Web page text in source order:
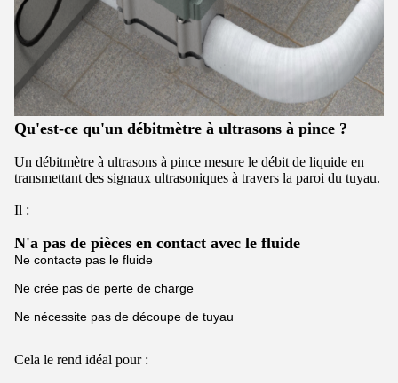
Qu'est-ce qu'un débitmètre à ultrasons à pince ?
Un débitmètre à ultrasons à pince mesure le débit de liquide en
transmettant des signaux ultrasoniques à travers la paroi du tuyau.
Il :
N'a pas de pièces en contact avec le fluide
Ne contacte pas le fluide
Ne crée pas de perte de charge
Ne nécessite pas de découpe de tuyau
Cela le rend idéal pour :